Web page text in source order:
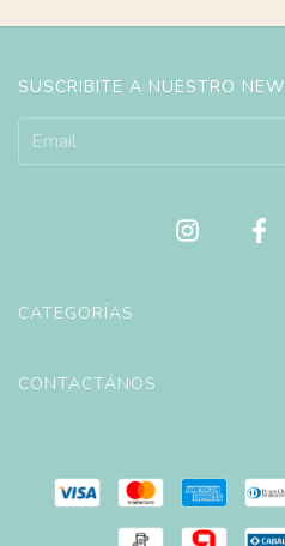
SUSCRIBITE A NUESTRO
CATEGORÍAS
CONTACTÁNOS